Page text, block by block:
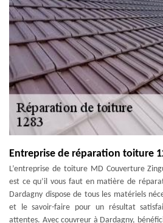
Entreprise de réparation toiture
L’entreprise de toiture MD Couverture
est ce qu’il vous faut en matière de
Dardagny dispose de tous les matériels
et le savoir-faire pour un résultat
attentes. Avec couvreur à Dardagny,